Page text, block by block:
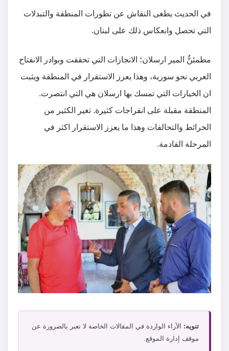
في الحديث يطغى النقاش عن تطورات المنطقة والتبدلات
التي تحصل وانعكاس ذلك على لبنان.
مطمئنٌّ المير ارسلان؛ الانجازات التي تحققت وبوادر الانفتاح
العربي نحو سورية، وهذا يعزز الاستقرار في المنطقة ويثبت
ان الخيارات التي تمسك بها ارسلان هي التي انتصرت.
المنطقة مقبلة على انفراجات كثيرة. تغير الكثير من
الخرائط والتحالفات وهذا ما يعزز الاستقرار اكثر في
المرحلة القادمة.
تنويه: الآراء الواردة في المقالات الخاصة لا تعبر بالضرورة عن
موقف إدارة الموقع.